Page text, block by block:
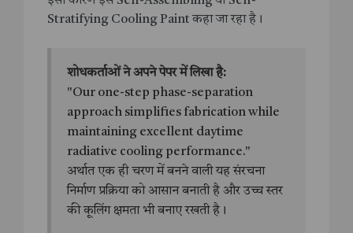
Stratifying Cooling Paint कहा जा रहा है।
शोधकर्ताओं ने अपने पेपर में लिखा है:
"Our one-step phase-separation
approach simplifies fabrication while
maintaining excellent daytime
radiative cooling performance."
अर्थात एक ही चरण में बनने वाली यह संरचना
निर्माण प्रक्रिया को आसान बनाती है और उच्च स्तर
की कूलिंग क्षमता भी बनाए रखती है।